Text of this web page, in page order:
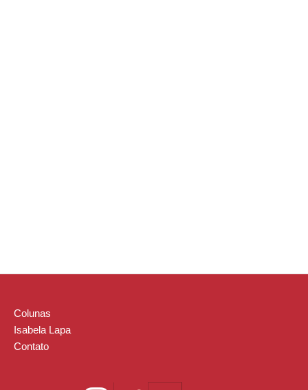
Colunas
Isabela Lapa
Contato